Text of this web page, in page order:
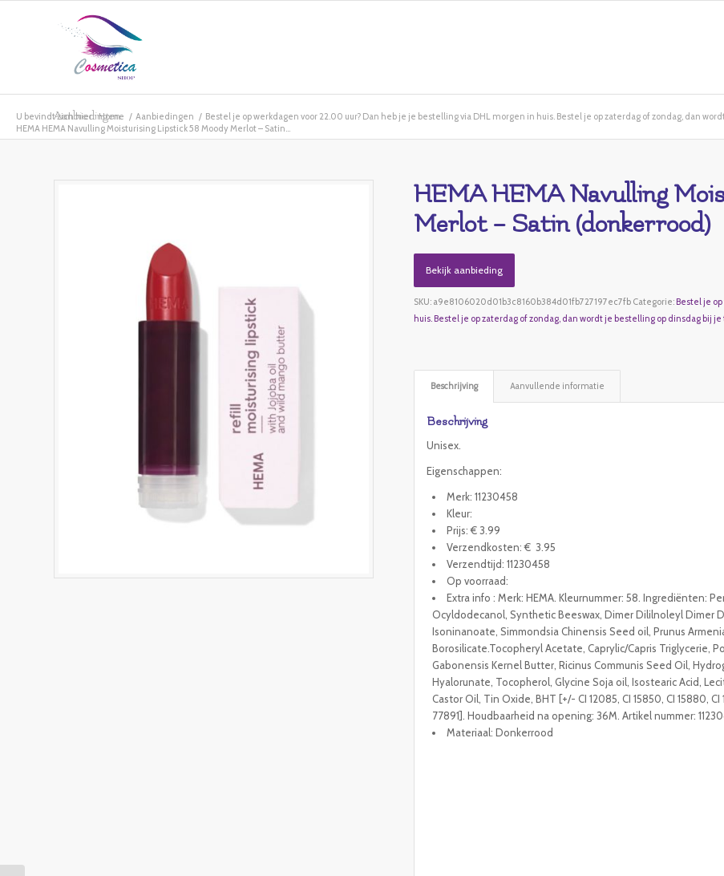
Aanbiedingen
U bevindt zich hier: Home / Aanbiedingen / Bestel je op werkdagen voor 22.00 uur? Dan heb je je bestelling via DHL morgen in huis. Bestel je op zaterdag of zondag, dan
HEMA HEMA Navulling Moisturising Lipstick 58 Moody Merlot – Satin...
HEMA HEMA Navulling
Merlot – Satin (donkerrood)
Bekijk aanbieding
SKU: a9e8106020d01b3c8160b384d01fb727197ec7fb Categorie: Bestel je
huis. Bestel je op zaterdag of zondag, dan wordt je bestelling op dinsdag bij
Beschrijving Aanvullende informatie
Beschrijving
Unisex.
Eigenschappen:
Merk: 11230458
Kleur:
Prijs: € 3.99
Verzendkosten: € 3.95
Verzendtijd: 11230458
Op voorraad:
Extra info : Merk: HEMA. Kleurnummer: 58. Ingrediënten:
Ocyldodecanol, Synthetic Beeswax, Dimer Dililnoleyl Dimer
Isoninanoate, Simmondsia Chinensis Seed oil, Prunus
Borosilicate.Tocopheryl Acetate, Caprylic/Capris Triglycerie,
Gabonensis Kernel Butter, Ricinus Communis Seed Oil,
Hyalorunate, Tocopherol, Glycine Soja oil, Isostearic Acid,
Castor Oil, Tin Oxide, BHT [+/- CI 12085, CI 15850, CI 15880,
77891]. Houdbaarheid na opening: 36M. Artikel nummer:
Materiaal: Donkerrood